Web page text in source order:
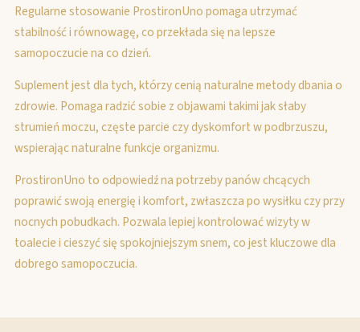
Regularne stosowanie ProstironUno pomaga utrzymać
stabilność i równowagę, co przekłada się na lepsze
samopoczucie na co dzień.
Suplement jest dla tych, którzy cenią naturalne metody dbania o
zdrowie. Pomaga radzić sobie z objawami takimi jak słaby
strumień moczu, częste parcie czy dyskomfort w podbrzuszu,
wspierając naturalne funkcje organizmu.
ProstironUno to odpowiedź na potrzeby panów chcących
poprawić swoją energię i komfort, zwłaszcza po wysiłku czy przy
nocnych pobudkach. Pozwala lepiej kontrolować wizyty w
toalecie i cieszyć się spokojniejszym snem, co jest kluczowe dla
dobrego samopoczucia.